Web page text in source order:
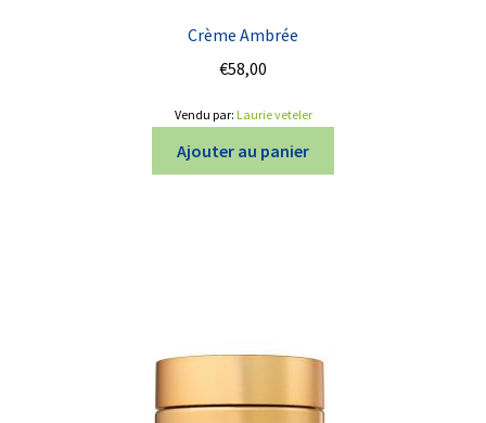
Crème Ambrée
€58,00
Vendu par: Laurie veteler
Ajouter au panier